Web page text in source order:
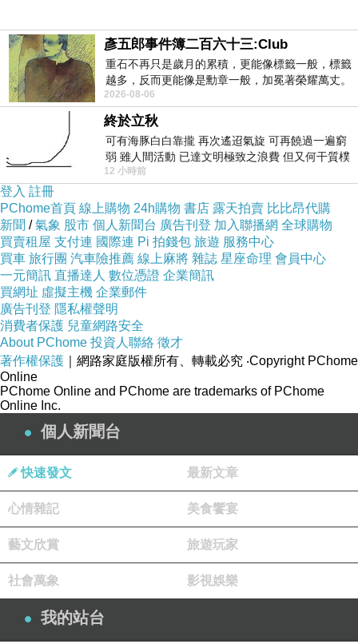
像這次的話上網找了一下小鎮漫漫 (Manman
B&B)的評價還不差～
就儘快衝下去！以免到時候訂不到就哭哭了(尤其
是旅遊旺季更要注意)
而且在
差！沒在怕的！（這點超棒！）
另外我有找到一些 優惠折扣碼！
可能剛好適用喔！請多加利用！
有關 小鎮漫漫 (Manman B&B) 的房間介紹在下
面
如果有興趣到這附近玩的，不妨可以看看！
↓↓↓保證最便宜！定貴退價差↓↓↓
小鎮漫漫 (Manman B&B)
彥五郎事件簿二百六十三:Club
重石不再只是歲月的累積，更能像標籤一般，標籤
越多，反而更能像是勳章一般，加冕著榮耀萬丈。
習慣一如縱容，成了再難輕輕放下的罪證
2026-08-06
終於立秋
可有海豚白白靠攏 再次遙迢氣旋 可再饒過一遍窮
弱 雖人間活動 已達文明極致之浪費 但又何干質樸
者 只能白白陪葬
12 小時前
登入 註冊
PChome首頁 線上購物 24h購物 書店 露天拍賣 比比昂代購
新聞 /氣象 股市 個人新聞台 廣告刊登 加入聯播網 全球購物
買賣租屋 支付連 國際連 Pi 拍錢包 旅遊 服務中心
買車 旅行團 汽車險推薦 線上麻將 雜誌 星座命理 會員中心
一元簡訊 直播達人 數位憑證 企業簡訊
買網址 虛擬主機 企業郵件
廣告刊登 隱私權聲明
消費者保護 兒童網路安全
About PChome 投資人聯絡 徵才
著作權保護 ｜網路家庭版權所有、轉載必究 ‧Copyright PChome
Online
PChome Online and PChome are trademarks of PChome
Online Inc.
個人新聞台
快速發文 最新文章
心情雜記 美食饗宴
藝文欣賞 旅遊玩家
社會萬象 影視娛樂
我的站台